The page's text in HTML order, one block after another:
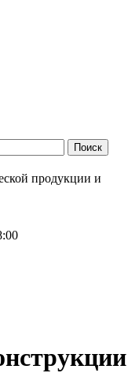
Поиск
продукции и